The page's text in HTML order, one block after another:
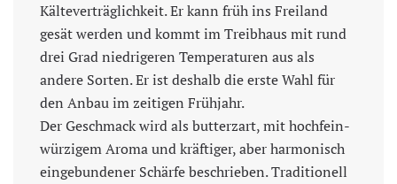
Kälteverträglichkeit. Er kann früh ins Freiland
gesät werden und kommt im Treibhaus mit rund
drei Grad niedrigeren Temperaturen aus als
andere Sorten. Er ist deshalb die erste Wahl für
den Anbau im zeitigen Frühjahr.
Der Geschmack wird als butterzart, mit hochfein-
würzigem Aroma und kräftiger, aber harmonisch
eingebundener Schärfe beschrieben. Traditionell